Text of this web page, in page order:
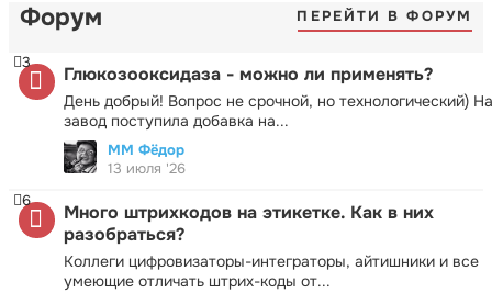
Форум ПЕРЕЙТИ В ФОРУМ
Глюкозооксидаза - можно ли применять?
День добрый! Вопрос не срочной, но технологический) На
завод поступила добавка на...
3
ММ Фёдор
13 июля '26
Много штрихкодов на этикетке. Как в них
разобраться?
Коллеги цифровизаторы-интеграторы, айтишники и все
умеющие отличать штрих-коды от...
6